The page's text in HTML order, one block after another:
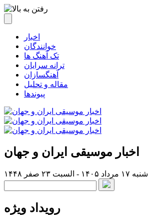
اخبار
خوانندگان
تک آهنگ ها
ترانه سرایان
آهنگسازان
مقاله و تحلیل
پیوندها
اخبار موسیقی ایران و جهان
شنبه ۱۷ مرداد ۱۴۰۵ - السبت ۲۳ صفر ۱۴۴۸
رویداد ویژه